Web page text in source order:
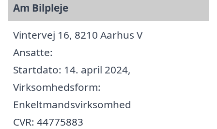
Am Bilpleje
Vintervej 16, 8210 Aarhus V
Ansatte:
Startdato: 14. april 2024,
Virksomhedsform:
Enkeltmandsvirksomhed
CVR: 44775883